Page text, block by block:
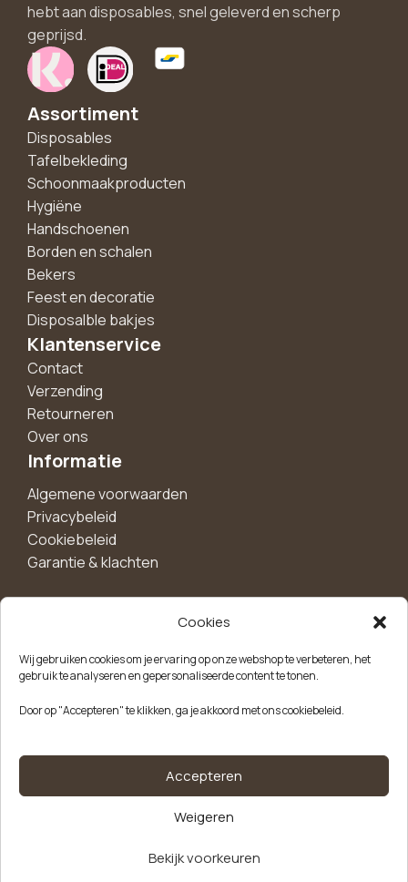
Cookies
Wij gebruiken cookies om je ervaring op onze webshop te verbeteren, het
gebruik te analyseren en gepersonaliseerde content te tonen.
Door op "Accepteren" te klikken, ga je akkoord met ons cookiebeleid.
Accepteren
Weigeren
Bekijk voorkeuren
hebt aan disposables, snel geleverd en scherp
geprijsd.
Assortiment
Disposables
Tafelbekleding
Schoonmaakproducten
Hygiëne
Handschoenen
Borden en schalen
Bekers
Feest en decoratie
Disposalble bakjes
Klantenservice
Contact
Verzending
Retourneren
Over ons
Informatie
Algemene voorwaarden
Privacybeleid
Cookiebeleid
Garantie & klachten
korting!
aanbiedingen, nieuwe producten en handige tips.
Kvk-nummer: 85504947Btw-nummer: NL863646165B01